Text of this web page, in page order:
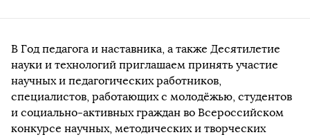
В Год педагога и наставника, а также Десятилетие
науки и технологий приглашаем принять участие
научных и педагогических работников,
специалистов, работающих с молодёжью, студентов
и социально-активных граждан во Всероссийском
конкурсе научных, методических и творческих